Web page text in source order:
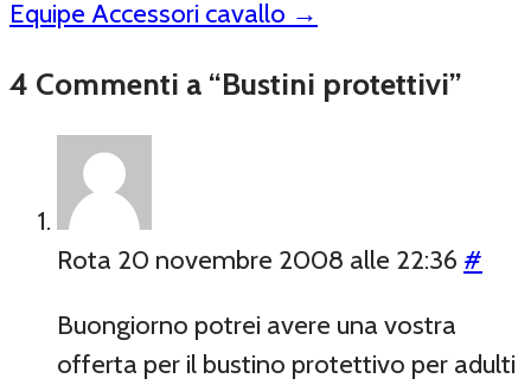
Equipe Accessori cavallo →
4 Commenti a “Bustini protettivi”
Rota 20 novembre 2008 alle 22:36 #
Buongiorno potrei avere una vostra
offerta per il bustino protettivo per adulti